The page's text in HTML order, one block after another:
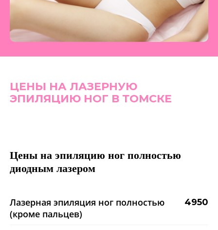
ЦЕНЫ НА ЛАЗЕРНУЮ
ЭПИЛЯЦИЮ НОГ В ТОМСКЕ
Цены на эпиляцию ног полностью
диодным лазером
Лазерная эпиляция ног полностью
(кроме пальцев)
4950